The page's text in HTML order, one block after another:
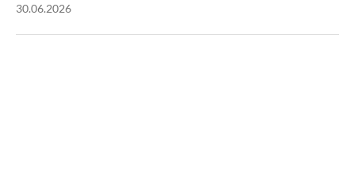
30.06.2026